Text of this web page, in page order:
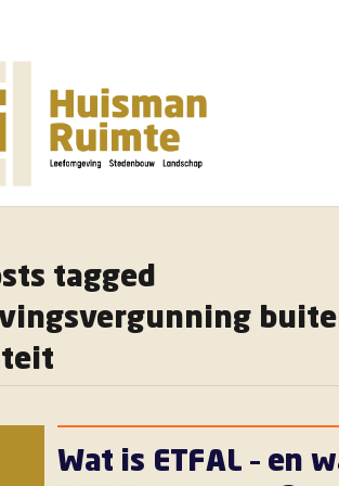
tagged
Wat is ETFAL – en